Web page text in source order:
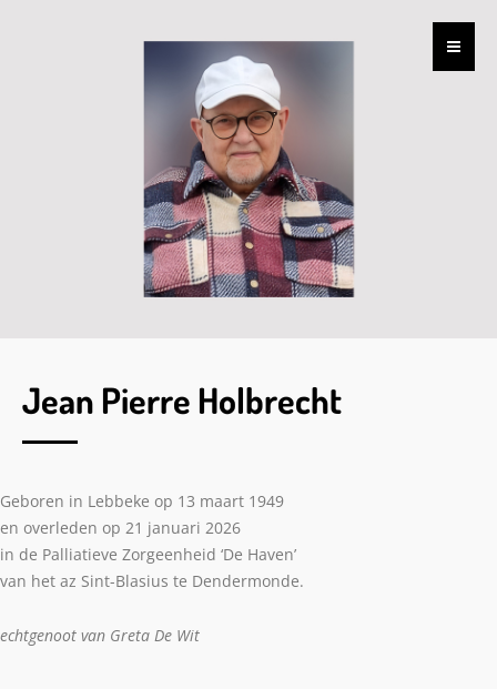
Jean Pierre Holbrecht
Geboren in Lebbeke op 13 maart 1949
en overleden op 21 januari 2026
in de Palliatieve Zorgeenheid ‘De Haven’
van het az Sint-Blasius te Dendermonde.
echtgenoot van Greta De Wit